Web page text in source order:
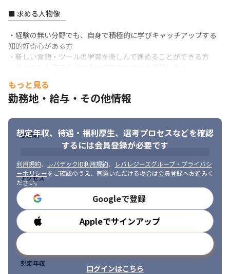
ご経験に応じて、チームメンバーの技術的なリード・支援・教育
など、さまざまな業務をお任せしたいと考えています。
■ チーム構成・組織体制
￣￣￣￣￣￣￣￣￣￣￣￣
①モバイルアプリ開発チーム（本ポジション）：Dart（フレーム
②デザインチーム：UI/UXデザイン、フロントエンド開発を推進
同クライアントは長期にわたってご支援させていただいており、
要望の元、プロジェクトがスタート。
弊社で3名のモバイルアプリ/デザインチームを構成し、チーム体
制でご支援に入ります。
■ 求める人物像
￣￣￣￣￣￣￣￣
・経験の無い分野でも、自身で積極的に学びキャッチアップする
知的好奇心がある方
・新しい言語・ツールの学習を楽しんで進めることができる方
きる方
もっと見る
勤務地・給与・その他情報
想定年収、待遇・福利厚生、 選考プロセスなどを確認
するには会員登録が必要です
利用規約、 レバテックID利用規約、
レバレジーズグループ・プライバシ
ーポリシーをご確認のうえ、同意いただける場合は会員登録へお進みく
ださい。
Googleで登録
Appleでサインアップ
ログインはこちら
勤務地
アクセス
勤務時間
想定年収